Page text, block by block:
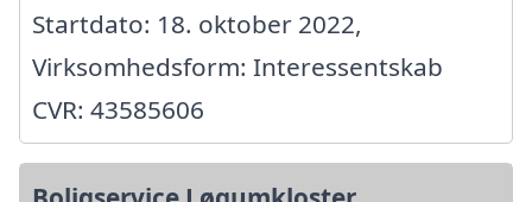
Startdato: 18. oktober 2022,
Virksomhedsform: Interessentskab
CVR: 43585606